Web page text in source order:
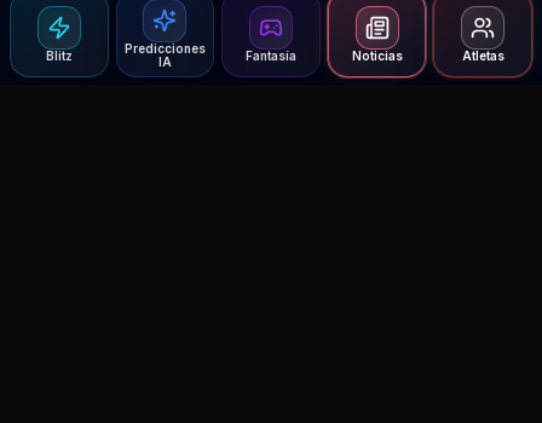
Blitz
Predicciones
IA
Fantasía Noticias Atletas